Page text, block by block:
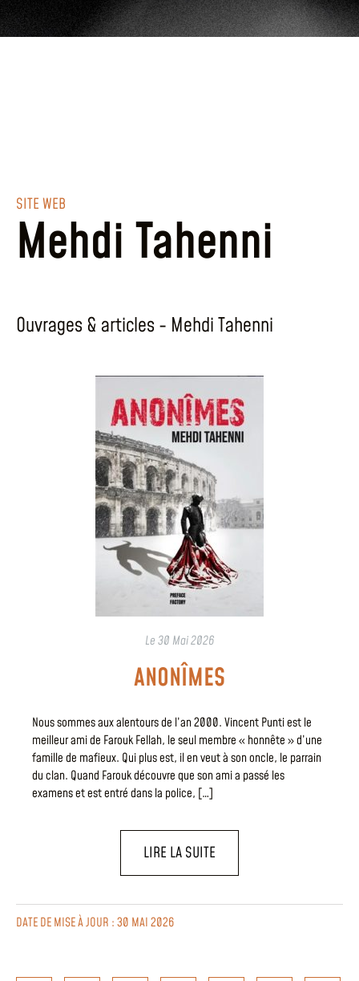
SITE WEB
Mehdi Tahenni
Ouvrages & articles - Mehdi Tahenni
Le30 Mai 2026
ANONÎMES
Nous sommes aux alentours de l’an 2000. Vincent Punti est le
meilleur ami de Farouk Fellah, le seul membre « honnête » d’une
famille de mafieux. Qui plus est, il en veut à son oncle, le parrain
du clan. Quand Farouk découvre que son ami a passé les
examens et est entré dans la police, […]
LIRE LA SUITE
DATE DE MISE À JOUR : 30 MAI 2026